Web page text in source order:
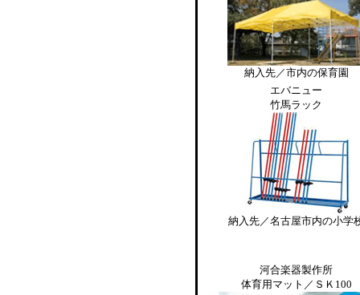
納入先／市内の保育園
エバニュー
竹馬ラック
納入先／名古屋市内の小学
河合楽器製作所
体育用マット／ＳＫ100